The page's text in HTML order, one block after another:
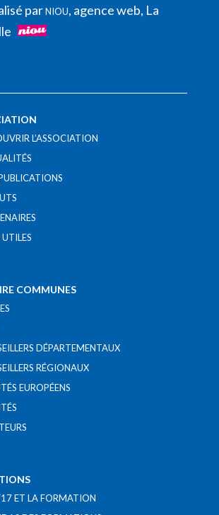
parNIOU, agence web, La
L’ASSOCIATION
UTILES​
COMMUNES
DÉPARTEMENTAUX
RÉGIONAUX
EUROPÉENS
ET LA FORMATION